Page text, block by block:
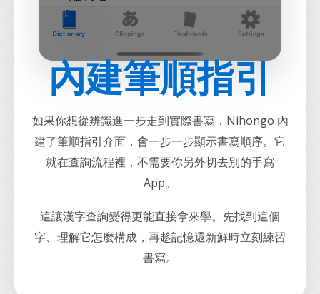
內建筆順指引
如果你想從辨識進一步走到實際書寫，Nihongo 內
建了筆順指引介面，會一步一步顯示書寫順序。它
就在查詢流程裡，不需要你另外切去別的手寫
App。
這讓漢字查詢變得更能直接拿來學。先找到這個
字、理解它怎麼構成，再趁記憶還新鮮時立刻練習
書寫。